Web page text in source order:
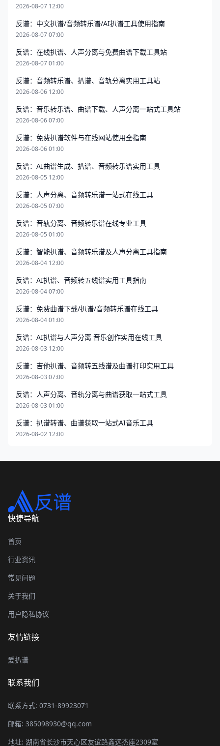
2026-08-07 12:00
反谱：中文扒谱/音频转乐谱/AI扒谱工具使用指南
2026-08-07 07:00
反谱：在线扒谱、人声分离与免费曲谱下载工具站
2026-08-07 01:00
反谱：音频转乐谱、扒谱、音轨分离实用工具站
2026-08-06 12:00
反谱：音乐转乐谱、曲谱下载、人声分离一站式工具站
2026-08-06 07:00
反谱：免费扒谱软件与在线网站使用全指南
2026-08-06 01:00
反谱：AI曲谱生成、扒谱、音频转乐谱实用工具
2026-08-05 12:00
反谱：人声分离、音频转乐谱一站式在线工具
2026-08-05 07:00
反谱：音轨分离、音频转乐谱在线专业工具
2026-08-05 01:00
反谱：智能扒谱、音频转乐谱及人声分离工具指南
2026-08-04 12:00
反谱：AI扒谱、音频转五线谱实用工具指南
2026-08-04 07:00
反谱：免费曲谱下载/扒谱/音频转乐谱在线工具
2026-08-04 01:00
反谱：AI扒谱与人声分离 音乐创作实用在线工具
2026-08-03 12:00
反谱：吉他扒谱、音频转五线谱及曲谱打印实用工具
2026-08-03 07:00
反谱：人声分离、音轨分离与曲谱获取一站式工具
2026-08-03 01:00
反谱：扒谱转谱、曲谱获取一站式AI音乐工具
2026-08-02 12:00
快捷导航
首页
行业资讯
常见问题
关于我们
用户隐私协议
友情链接
爱扒谱
联系我们
联系方式: 0731-89923071
邮箱: 385098930@qq.com
地址: 湖南省长沙市天心区友谊路鑫远杰座2309室